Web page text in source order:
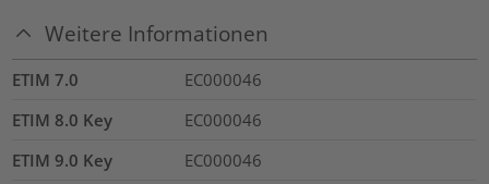
Weitere Informationen
ETIM 7.0
EC000046
ETIM 8.0 Key
EC000046
ETIM 9.0 Key
EC000046